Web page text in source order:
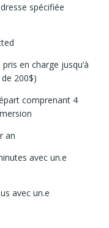
spécifiée
en charge jusqu’à
200$)
comprenant 4
an
avec un.e
avec un.e